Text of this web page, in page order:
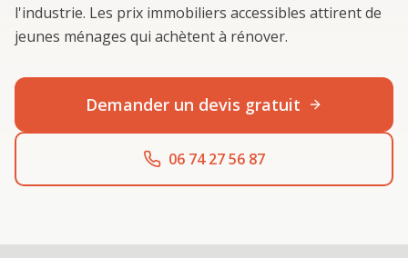
l'industrie. Les prix immobiliers accessibles attirent de
jeunes ménages qui achètent à rénover.
Demander un devis gratuit
06 74 27 56 87